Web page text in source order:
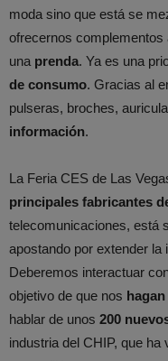
moda sino que está se
ofrecernos
una prenda. Ya es una
de consumo. Gracias al
pulseras, broches,
información.
La Feria CES de Las
principales fabricantes
telecomunicaciones, está
apostando por extender
Deberemos interactuar
objetivo de que nos
hablar de unos 200
industria del CHIP, que